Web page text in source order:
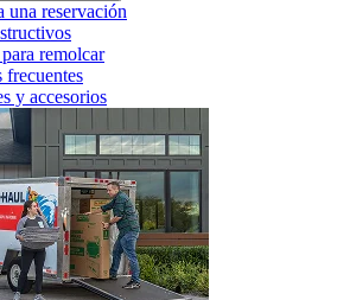
una reservación
remolcar
frecuentes
y accesorios